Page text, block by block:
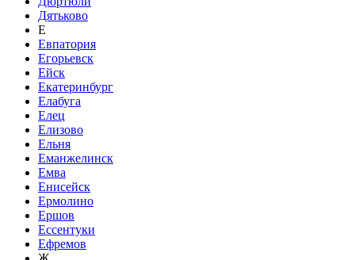
Дятьково
Е
Евпатория
Егорьевск
Ейск
Екатеринбург
Елабуга
Елец
Елизово
Ельня
Еманжелинск
Емва
Енисейск
Ермолино
Ершов
Ессентуки
Ефремов